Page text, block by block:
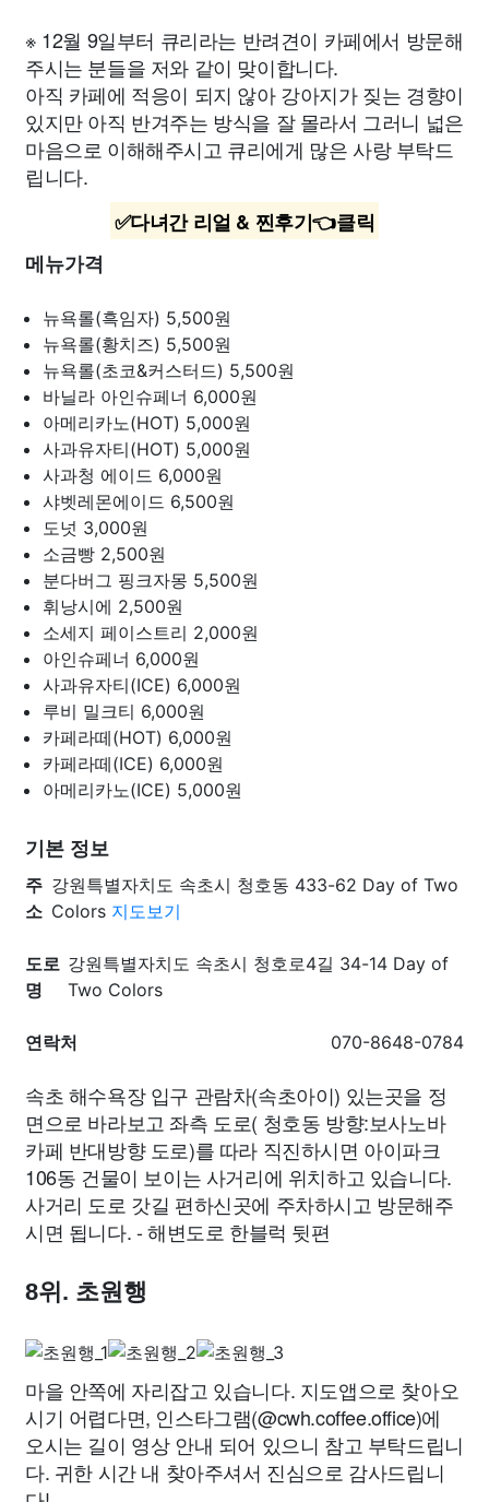
※ 12월 9일부터 큐리라는 반려견이 카페에서 방문해
주시는 분들을 저와 같이 맞이합니다.
아직 카페에 적응이 되지 않아 강아지가 짖는 경향이
있지만 아직 반겨주는 방식을 잘 몰라서 그러니 넓은
마음으로 이해해주시고 큐리에게 많은 사랑 부탁드
립니다.
✅다녀간 리얼 & 찐후기👈클릭
메뉴가격
뉴욕롤(흑임자) 5,500원
뉴욕롤(황치즈) 5,500원
뉴욕롤(초코&커스터드) 5,500원
바닐라 아인슈페너 6,000원
아메리카노(HOT) 5,000원
사과유자티(HOT) 5,000원
사과청 에이드 6,000원
샤벳레몬에이드 6,500원
도넛 3,000원
소금빵 2,500원
분다버그 핑크자몽 5,500원
휘낭시에 2,500원
소세지 페이스트리 2,000원
아인슈페너 6,000원
사과유자티(ICE) 6,000원
루비 밀크티 6,000원
카페라떼(HOT) 6,000원
카페라떼(ICE) 6,000원
아메리카노(ICE) 5,000원
기본 정보
주
소
강원특별자치도 속초시 청호동 433-62 Day of Two
Colors 지도보기
도로
명
강원특별자치도 속초시 청호로4길 34-14 Day of
Two Colors
연락처 070-8648-0784
속초 해수욕장 입구 관람차(속초아이) 있는곳을 정
면으로 바라보고 좌측 도로( 청호동 방향:보사노바
카페 반대방향 도로)를 따라 직진하시면 아이파크
106동 건물이 보이는 사거리에 위치하고 있습니다.
사거리 도로 갓길 편하신곳에 주차하시고 방문해주
시면 됩니다. - 해변도로 한블럭 뒷편
8위. 초원행
마을 안쪽에 자리잡고 있습니다. 지도앱으로 찾아오
시기 어렵다면, 인스타그램(@cwh.coffee.office)에
오시는 길이 영상 안내 되어 있으니 참고 부탁드립니
다. 귀한 시간 내 찾아주셔서 진심으로 감사드립니